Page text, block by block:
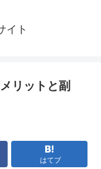
イト
リットと副
はてブ